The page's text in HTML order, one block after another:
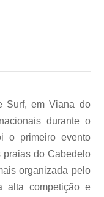
Surf, em Viana do
durante o
o primeiro evento
do Cabedelo
organizada pelo
alta competição e